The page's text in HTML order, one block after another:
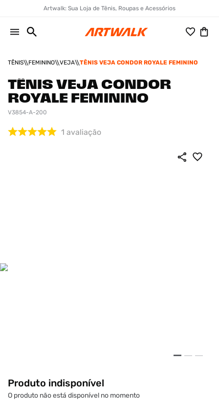
Artwalk: Sua Loja de Tênis, Roupas e Acessórios
TÊNIS FEMININO VEJA TÊNIS VEJA CONDOR ROYALE FEMININO
TÊNIS VEJA CONDOR
ROYALE FEMININO
V3854-A-200
1 avaliação
Produto indisponível
O produto não está disponível no momento